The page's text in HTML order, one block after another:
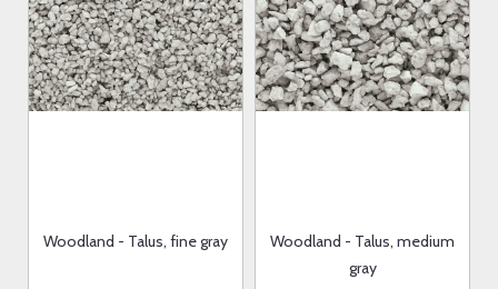
Woodland - Talus, fine gray
Woodland - Talus, medium
gray